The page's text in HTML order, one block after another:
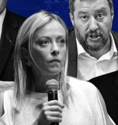
«La mia vita